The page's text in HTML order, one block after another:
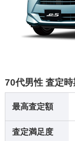
70代男性 査定時
最高査定額
査定満足度